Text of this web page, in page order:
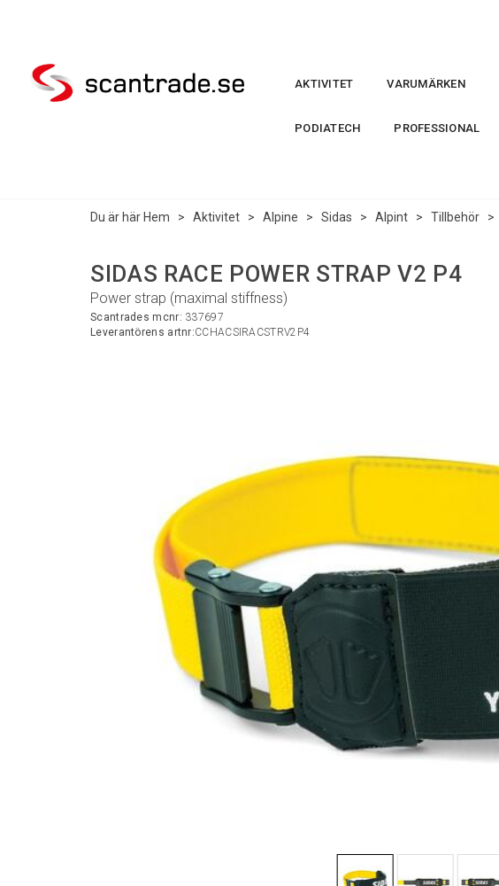
AKTIVITET VARUMÄRKEN
PODIATECH PROFESSIONAL
Du är här Hem > Aktivitet > Alpine > Sidas > Alpint > Tillbehör >
SIDAS RACE POWER STRAP V2 P4
Power strap (maximal stiffness)
Scantrades mcnr: 337697
Leverantörens artnr:CCHACSIRACSTRV2P4